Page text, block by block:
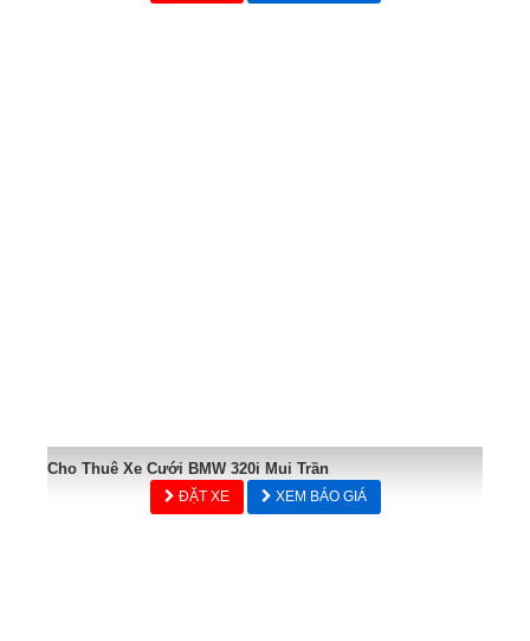
Cho Thuê Xe Cưới BMW 320i Mui Trần
ĐẶT XE XEM BÁO GIÁ